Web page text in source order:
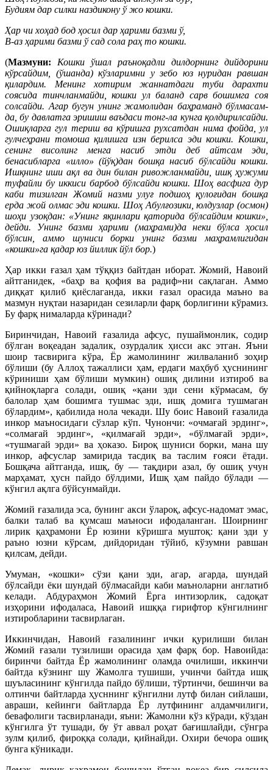
Будиям дар силки наздикону ў жо кошки.
Ҳар чи хоҳад бод ҳосил дар ҳарими базми ў,
В-аз ҳарими базми ў сад сола раҳ то кошки.
(Мазмуни:
Кошки ўшал раъноқадли дилдорнинг дийдорини
кўрсайдим, (ўшанда) кўзларимни у зебо юз нуридан равшан
қилардим. Менинг хотирим жаннатдаги туби дарахти
соясида тинчланмайди, кошки ул баланд сарв бошимга соя
солсайди. Агар бугун унинг жамолидан баҳраманд бўлмасам-
да, бу давлатга эришиш ваъдаси тонг-ла кунга қолдирилсайди.
Ошиқларга гул териш ва кўришга рухсатдан нима фойда, ул
гулчеҳрани томоша қилишга изн берилса эди кошки. Кошки,
сенинг висолинг менга насиб этди деб айтсам эди,
бенасибларга «илло» (йўқ)дан бошқа насиб бўлсайди кошки.
Ишқнинг иши ақл ва дин билан ривожланмайди, ишқ ҳужуми
туфайли бу иккиси барбод бўлсайди кошки. Шоҳ васфига дур
каби тизилган Жомий назми улуғ подшоҳ қулоғидан бошқа
ерда жой олмас эди кошки. Шоҳ Абулғозики, юлдузлар (осмон)
шоҳи узоқдан: «Унинг яқинлари қаторида бўлсайдим кошки»,
дейди. Унинг базми ҳарими (маҳрами)да неки бўлса ҳосил
бўлсин, аммо шуниси борки унинг базми маҳрамлигидан
«кошки»га қадар юз йиллик йўл бор.)
Ҳар икки ғазал ҳам тўққиз байтдан иборат. Жомий, Навоий
айтганидек, «баҳр ва қофия ва радиф»ни сақлаган. Аммо
диққат қилиб қиёслаганда, икки ғазал орасида маъно ва
мазмун нуқтаи назаридан сезиларли фарқ борлигини кўрамиз.
Бу фарқ нималарда кўринади?
Биринчидан, Навоий ғазалида афсус, пушаймонлик, содир
бўлган воқеадан задалик, озурдалик ҳисси акс этган. Яъни
шоир тасвирига кўра, Ёр жамолининг жилваланиб зоҳир
бўлиши (бу Аллоҳ тажаллиси ҳам, ердаги маҳбуб ҳуснининг
кўриниши ҳам бўлиши мумкин) ошиқ дилини изтироб ва
қийноқларга солади, ошиқ «қани эди сени кўрмасам, бу
балолар ҳам бошимга тушмас эди, ишқ домига тушмаган
бўлардим», қабилида нола чекади. Шу боис Навоий ғазалида
инкор маъносидаги сўзлар кўп. Чунончи: «очмағай эрдинг»,
«солмағай эрдинг», «қилмағай эрди», «бўлмағай эрди»,
«тушмагай эрди» ва ҳоказо. Бироқ шуниси борки, мана шу
инкор, афсуслар замирида тасдиқ ва таслим ғояси ётади.
Бошқача айтганда, ишқ, бу — тақдири азал, бу ошиқ учун
марҳамат, ҳусн пайдо бўлдими, Ишқ ҳам пайдо бўлади —
кўнгил ақлга бўйсунмайди.
Жомий ғазалида эса, бунинг акси ўлароқ, афсус-надомат эмас,
балки талаб ва қумсаш маъноси ифодаланган. Шоирнинг
лирик қаҳрамони Ёр юзини кўришга муштоқ: қани эди у
раъно юзни кўрсам, дийдоридан тўйиб, кўзумни равшан
қилсам, дейди.
Умуман, «кошки» сўзи қани эди, агар, агарда, шундай
бўлсайди ёки шундай бўлмасайди каби маъноларни англатиб
келади. Абдураҳмон Жомий Ёрга интизорлик, садоқат
изҳорини ифодаласа, Навоий ишққа гирифтор кўнгилнинг
изтиробларини тасвирлаган.
Иккинчидан, Навоий ғазалининг ички қурилиши билан
Жомий ғазали тузилиши орасида ҳам фарқ бор. Навоийда:
биринчи байтда Ёр жамолининг оламда очилиши, иккинчи
байтда кўзнинг шу Жамолга тушиши, учинчи байтда ишқ
шуъласининг кўнгилда пайдо бўлиши, тўртинчи, бешинчи ва
олтинчи байтларда ҳусннинг кўнгилни лутф билан сийлаши,
авраши, кейинги байтларда Ёр лутфининг алдамчилиги,
бевафолиги тасвирланади, яъни: Жамолни кўз кўради, кўздан
кўнгилга ўт тушади, бу ўт аввал роҳат бағишлайди, сўнгра
зулм қилиб, фироққа солади, қийнайди. Охири бечора ошиқ
бунга кўникади.